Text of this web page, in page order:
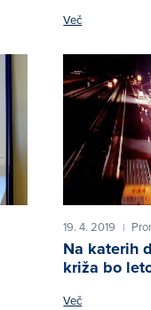
Več
19. 4. 2019 |
Na katerih
križa bo
Več